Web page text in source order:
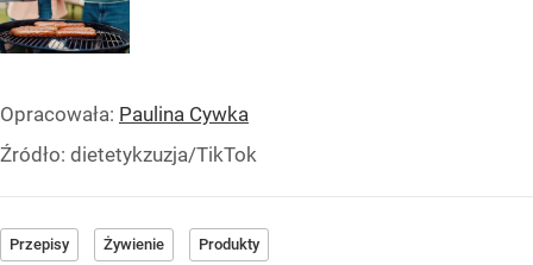
Opracowała: Paulina Cywka
Źródło: dietetykzuzja/TikTok
Przepisy Żywienie Produkty